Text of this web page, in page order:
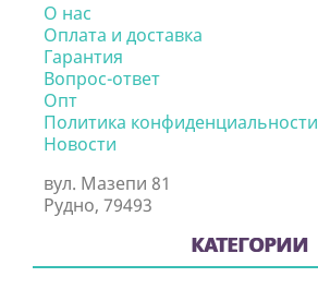
О нас
Оплата и доставка
Гарантия
Вопрос-ответ
Опт
Политика конфиденциальности
Новости
вул. Мазепи 81
Рудно, 79493
КАТЕГОРИИ